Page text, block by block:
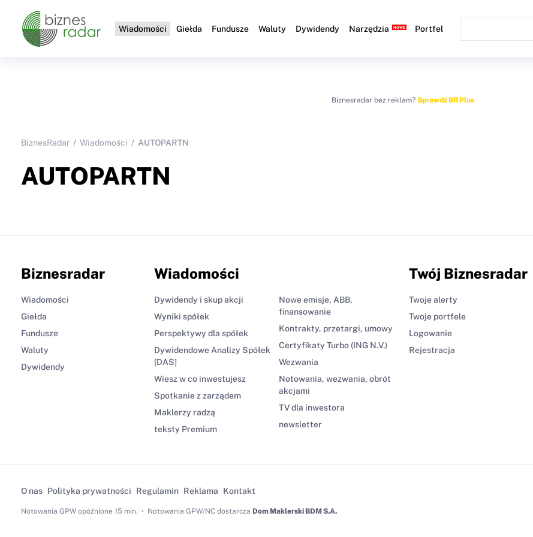
Wiadomości Giełda Fundusze Waluty Dywidendy Narzędzia Portfel
Biznesradar bez reklam? Sprawdź BR Plus
BiznesRadar Wiadomości AUTOPARTN
AUTOPARTN
Biznesradar
Wiadomości
Giełda
Fundusze
Waluty
Dywidendy
Wiadomości
Dywidendy i skup akcji
Wyniki spółek
Perspektywy dla spółek
Dywidendowe Analizy Spółek
[DAS]
Wiesz w co inwestujesz
Spotkanie z zarządem
Maklerzy radzą
teksty Premium
Nowe emisje, ABB,
finansowanie
Kontrakty, przetargi, umowy
Certyfikaty Turbo (ING N.V.)
Wezwania
Notowania, wezwania, obrót
akcjami
TV dla inwestora
newsletter
Twój Biznesradar
Twoje alerty
Twoje portfele
Logowanie
Rejestracja
O nas Polityka prywatności Regulamin Reklama Kontakt
Notowania GPWopóźnione 15 min. Notowania GPW/NC dostarcza Dom Maklerski BDM S.A.